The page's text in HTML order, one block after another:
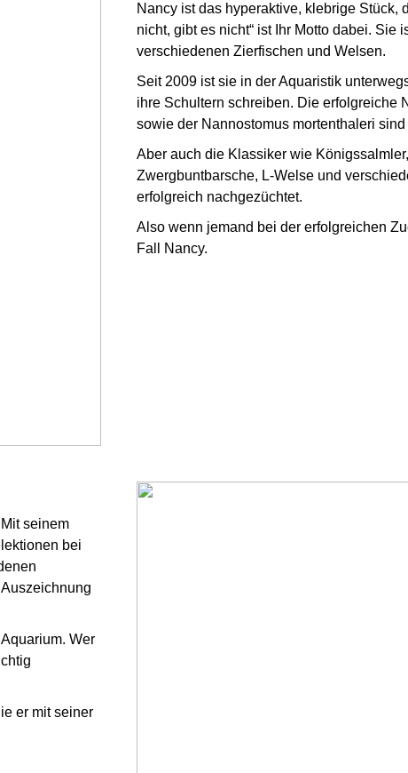
Nancy ist das hyperaktive, klebrige Stück,
nicht, gibt es nicht“ ist Ihr Motto dabei. Sie
verschiedenen Zierfischen und Welsen.
Seit 2009 ist sie in der Aquaristik
ihre Schultern schreiben. Die erfolgreiche
sowie der Nannostomus mortenthaleri
Aber auch die Klassiker wie
Zwergbuntbarsche, L-Welse und
erfolgreich nachgezüchtet.
Also wenn jemand bei der erfolgreichen
Fall Nancy.
seinem
bei
Wer
er mit seiner